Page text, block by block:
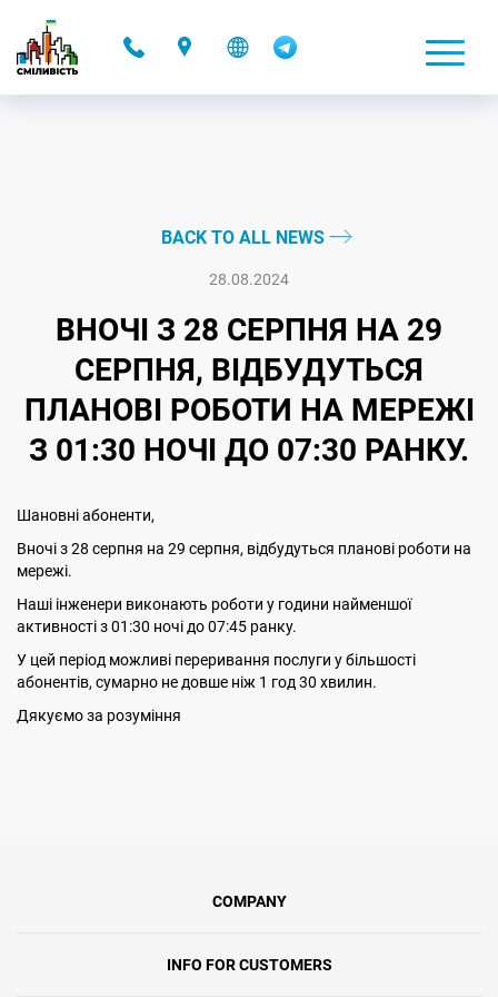
BACK TO ALL NEWS
28.08.2024
ВНОЧІ З 28 СЕРПНЯ НА 29
СЕРПНЯ, ВІДБУДУТЬСЯ
ПЛАНОВІ РОБОТИ НА МЕРЕЖІ
З 01:30 НОЧІ ДО 07:30 РАНКУ.
Шановні абоненти,
Вночі з 28 серпня на 29 серпня, відбудуться планові роботи на
мережі.
Наші інженери виконають роботи у години найменшої
активності з 01:30 ночі до 07:45 ранку.
У цей період можливі переривання послуги у більшості
абонентів, сумарно не довше ніж 1 год 30 хвилин.
Дякуємо за розуміння
COMPANY
INFO FOR CUSTOMERS